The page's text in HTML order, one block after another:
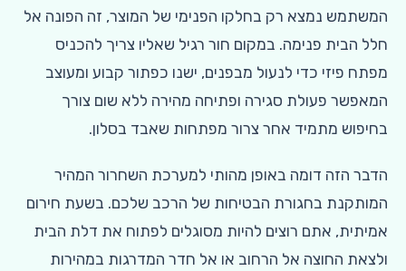
המשתמש נמצא רק בחלקו הפנימי של המוצר, זה הפונה אל
חלל הבית פנימה. במקום חור רגיל שאליו צריך להכניס
מפתח פיזי כדי לנעול מבפנים, ישנו כפתור קבוע ומעוצב
המאפשר פעולת סגירה ופתיחה מהירה ללא שום צורך
בחיפוש מתמיד אחר צרור מפתחות שאבד בסלון.
הדבר הזה דומה באופן מהותי למערכת השחרור המהיר
המותקנת בחגורת הבטיחות של הרכב שלכם. בשעת חירום
אמיתית, אתם רוצים להיות מסוגלים לפתוח את דלת הבית
ולצאת החוצה אל הרחוב או אל חדר המדרגות במהירות